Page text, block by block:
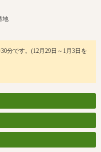
地
分です。(12月29日～1月3日を